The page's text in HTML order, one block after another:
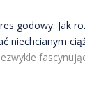
godowy: Jak
niechcianym